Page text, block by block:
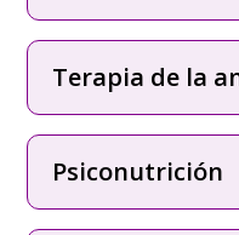
Terapia de la
Psiconutrición